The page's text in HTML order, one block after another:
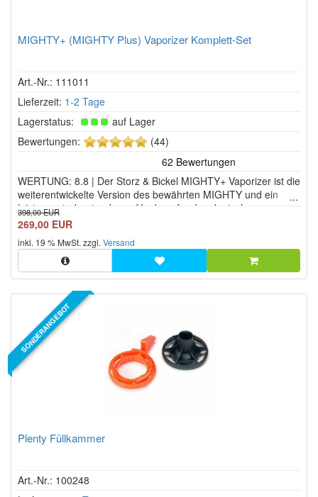
MIGHTY+ (MIGHTY Plus) Vaporizer Komplett-Set
Art.-Nr.: 111011
Lieferzeit: 1-2 Tage
Lagerstatus:
auf Lager
Bewertungen:
5
Sternen!
(44)
WERTUNG: 8.8 | Der Storz & Bickel MIGHTY+ Vaporizer ist die
weiterentwickelte Version des bewährten MIGHTY und ein
leistungsstarker tragbarer Verdampfer des deutschen
Herstellers Storz & Bickel aus Tuttlingen. Der MIGHTY+
398,00 EUR
269,00 EUR
inkl. 19 % MwSt. zzgl. Versand
SONDERANGEBOT
Plenty Füllkammer
Art.-Nr.: 100248